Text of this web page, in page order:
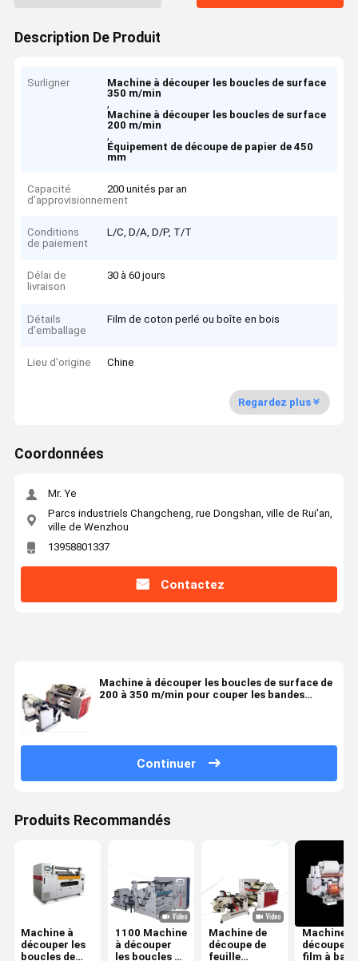
Description De Produit
Surligner
Machine à découper les boucles de surface
350 m/min
,
Machine à découper les boucles de surface
200 m/min
,
Équipement de découpe de papier de 450
mm
Capacité
d'approvisionnement
200 unités par an
Conditions
de paiement
L/C, D/A, D/P, T/T
Délai de
livraison
30 à 60 jours
Détails
d'emballage
Film de coton perlé ou boîte en bois
Lieu d'origine Chine
Regardez plus
Coordonnées
Mr. Ye
Parcs industriels Changcheng, rue Dongshan, ville de Rui'an,
ville de Wenzhou
13958801337
Contactez
Machine à découper les boucles de surface de
200 à 350 m/min pour couper les bandes
Continuer
Produits Recommandés
Machine à
découper les
boucles de
1100 Machine
à découper
les boucles de
Machine de
découpe de
feuille
Machine
découpe
film à